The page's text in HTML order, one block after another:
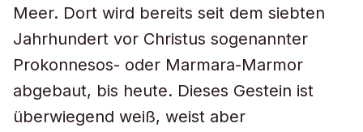
Meer. Dort wird bereits seit dem siebten
Jahrhundert vor Christus sogenannter
Prokonnesos- oder Marmara-Marmor
abgebaut, bis heute. Dieses Gestein ist
überwiegend weiß, weist aber